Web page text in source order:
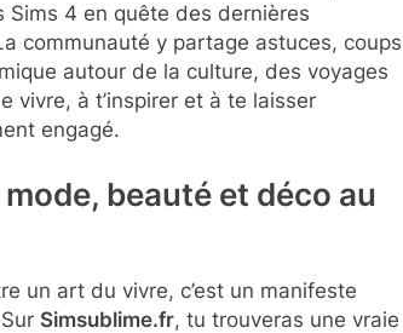
Sims 4 en quête des dernières
communauté y partage astuces, coups
autour de la culture, des voyages
vivre, à t’inspirer et à te laisser
engagé.
beauté et déco au
un art du vivre, c’est un manifeste
Simsublime.fr, tu trouveras une vraie